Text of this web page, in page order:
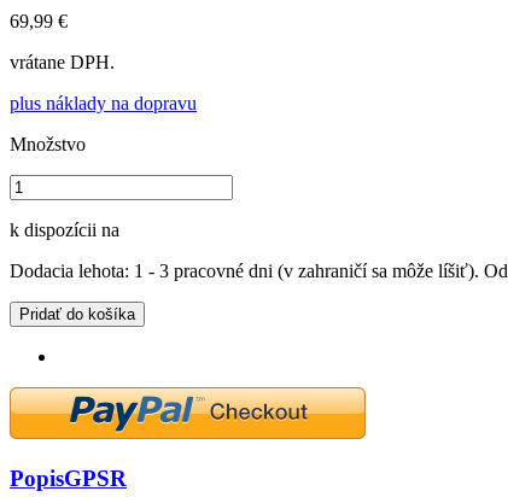
69,99 €
vrátane DPH.
plus náklady na dopravu
Množstvo
k dispozícii na
Dodacia lehota: 1 - 3 pracovné dni (v zahraničí sa môže líšiť).
Pridať do košíka
PopisGPSR